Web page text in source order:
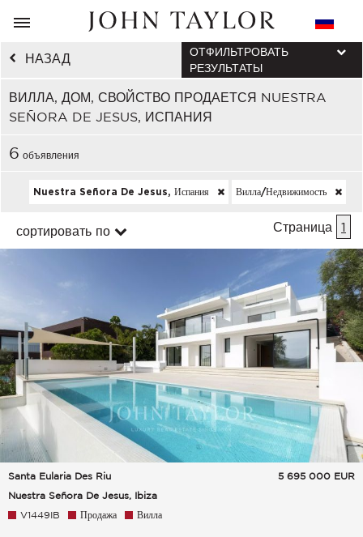
НАЗАД
ВИЛЛА, ДОМ, СВОЙСТВО ПРОДАЕТСЯ NUESTRA
SEÑORA DE JESUS, ИСПАНИЯ
ОТФИЛЬТРОВАТЬ
РЕЗУЛЬТАТЫ
6 объявления
Nuestra Señora De Jesus, Испания Вилла/недвижимость
сортировать по Страница 1
Santa Eularia Des Riu
Nuestra Señora De Jesus, Ibiza
5 695 000 EUR
V1449IB Продажа Вилла